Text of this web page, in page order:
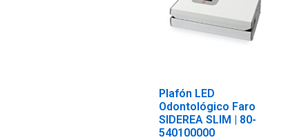
Plafón LED
Odontológico Faro
SIDEREA SLIM | 80-
540100000